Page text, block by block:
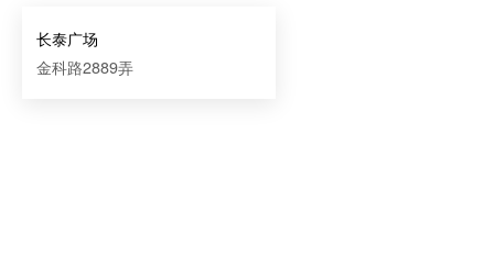
长泰广场
金科路2889弄